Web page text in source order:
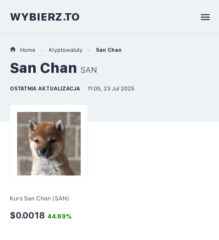
WYBIERZ.TO
Home Kryptowaluty San Chan
San Chan SAN
OSTATNIA AKTUALIZACJA 11:05, 23 Jul 2025
Kurs San Chan (SAN)
$0.0018 44.69%